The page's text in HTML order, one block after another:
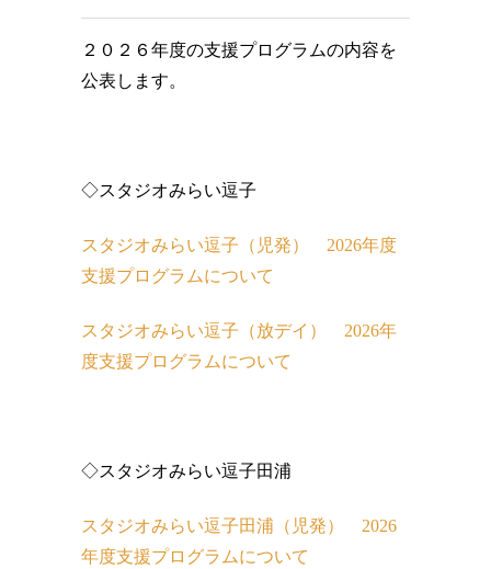
２０２６年度の支援プログラムの内容を
公表します。
◇スタジオみらい逗子
スタジオみらい逗子（児発） 2026年度
支援プログラムについて
スタジオみらい逗子（放デイ） 2026年
度支援プログラムについて
◇スタジオみらい逗子田浦
スタジオみらい逗子田浦（児発） 2026
年度支援プログラムについて